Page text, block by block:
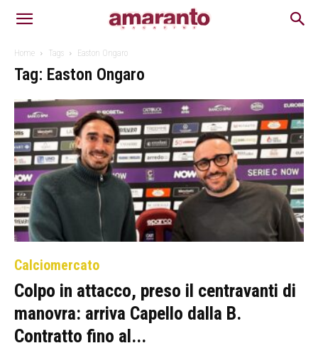
Home Tags Easton Ongaro
Tag: Easton Ongaro
Calciomercato
Colpo in attacco, preso il centravanti di
manovra: arriva Capello dalla B.
Contratto fino al...